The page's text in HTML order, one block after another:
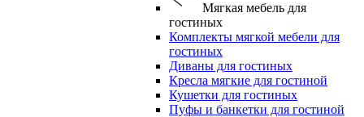
Мягкая мебель для
гостиных
Комплекты мягкой мебели для
гостиных
Диваны для гостиных
Кресла мягкие для гостиной
Кушетки для гостиных
Пуфы и банкетки для гостиной